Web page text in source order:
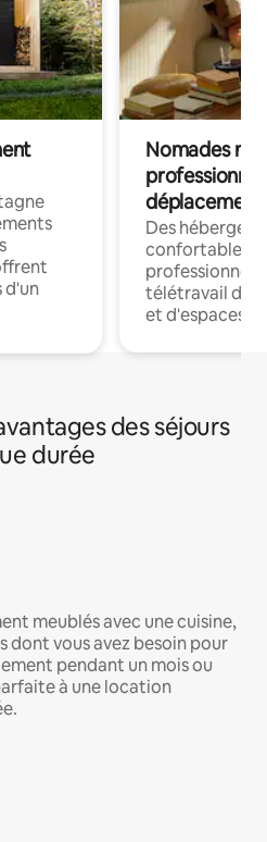
d'un
Nomades
déplacement
Des
confortables
professionnels
télétravail
et d'espaces
des séjours
durée
meublés avec une cuisine,
dont vous avez besoin pour
pendant un mois ou
à une location